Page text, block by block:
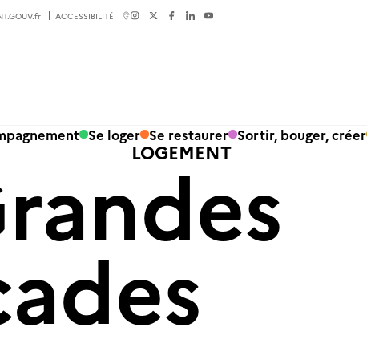
ACCESSIBILITÉ
Se loger Se restaurer Sortir, bouger, créer
LOGEMENT